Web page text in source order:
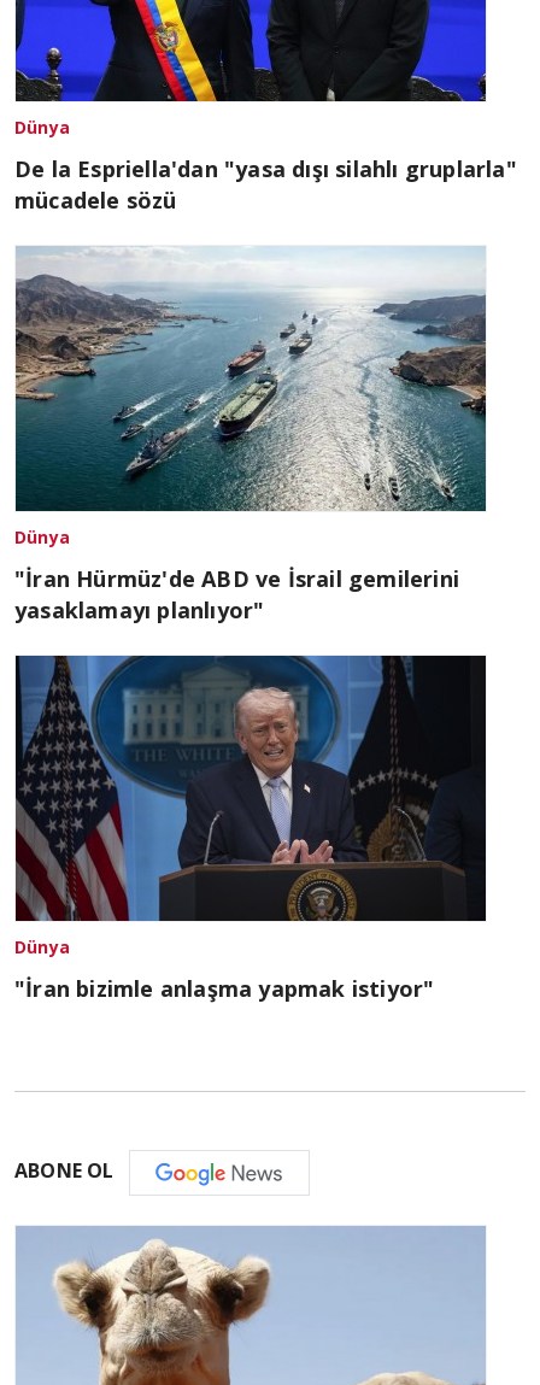
Dünya
De la Espriella'dan "yasa dışı silahlı gruplarla"
mücadele sözü
Dünya
"İran Hürmüz'de ABD ve İsrail gemilerini
yasaklamayı planlıyor"
Dünya
"İran bizimle anlaşma yapmak istiyor"
ABONE OL